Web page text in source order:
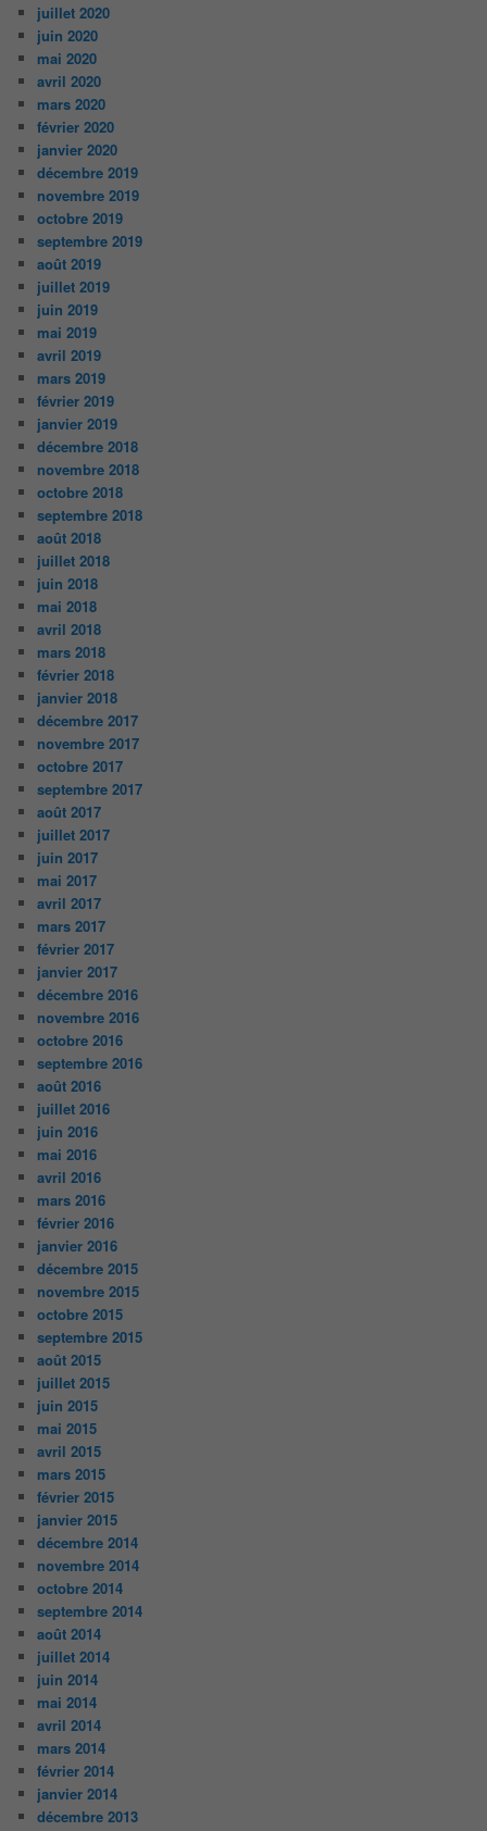
juillet 2020
juin 2020
mai 2020
avril 2020
mars 2020
février 2020
janvier 2020
décembre 2019
novembre 2019
octobre 2019
septembre 2019
août 2019
juillet 2019
juin 2019
mai 2019
avril 2019
mars 2019
février 2019
janvier 2019
décembre 2018
novembre 2018
octobre 2018
septembre 2018
août 2018
juillet 2018
juin 2018
mai 2018
avril 2018
mars 2018
février 2018
janvier 2018
décembre 2017
novembre 2017
octobre 2017
septembre 2017
août 2017
juillet 2017
juin 2017
mai 2017
avril 2017
mars 2017
février 2017
janvier 2017
décembre 2016
novembre 2016
octobre 2016
septembre 2016
août 2016
juillet 2016
juin 2016
mai 2016
avril 2016
mars 2016
février 2016
janvier 2016
décembre 2015
novembre 2015
octobre 2015
septembre 2015
août 2015
juillet 2015
juin 2015
mai 2015
avril 2015
mars 2015
février 2015
janvier 2015
décembre 2014
novembre 2014
octobre 2014
septembre 2014
août 2014
juillet 2014
juin 2014
mai 2014
avril 2014
mars 2014
février 2014
janvier 2014
décembre 2013